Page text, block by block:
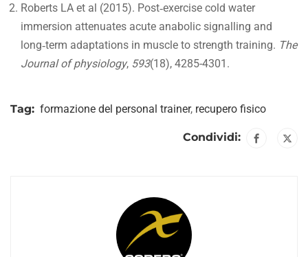
Roberts LA et al (2015). Post‐exercise cold water
immersion attenuates acute anabolic signalling and
long‐term adaptations in muscle to strength training. The
Journal of physiology, 593(18), 4285-4301.
Tag: formazione del personal trainer, recupero fisico
Condividi: